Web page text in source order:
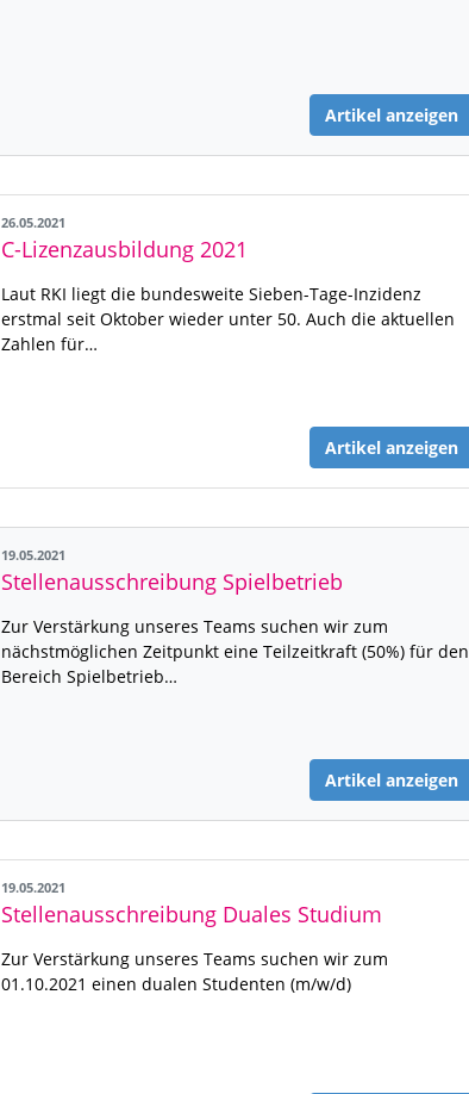
Artikel anzeigen
26.05.2021
C-Lizenzausbildung 2021
Laut RKI liegt die bundesweite Sieben-Tage-Inzidenz
erstmal seit Oktober wieder unter 50. Auch die aktuellen
Zahlen für…
Artikel anzeigen
19.05.2021
Stellenausschreibung Spielbetrieb
Zur Verstärkung unseres Teams suchen wir zum
nächstmöglichen Zeitpunkt eine Teilzeitkraft (50%) für den
Bereich Spielbetrieb…
Artikel anzeigen
19.05.2021
Stellenausschreibung Duales Studium
Zur Verstärkung unseres Teams suchen wir zum
01.10.2021 einen dualen Studenten (m/w/d)